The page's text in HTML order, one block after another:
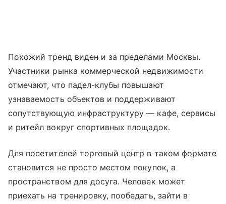
Похожий тренд виден и за пределами Москвы.
Участники рынка коммерческой недвижимости
отмечают, что падел-клубы повышают
узнаваемость объектов и поддерживают
сопутствующую инфраструктуру — кафе, сервисы
и ритейл вокруг спортивных площадок.
Для посетителей торговый центр в таком формате
становится не просто местом покупок, а
пространством для досуга. Человек может
приехать на тренировку, пообедать, зайти в